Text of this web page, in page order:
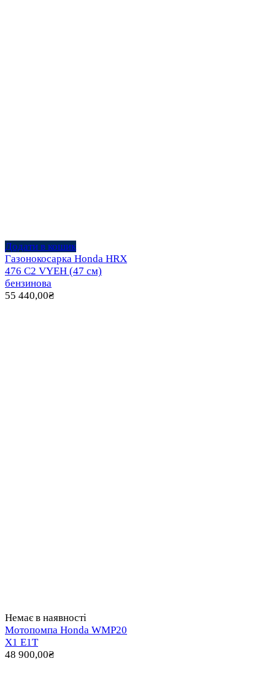
Додати в кошик
Газонокосарка Honda HRX
476 C2 VYEH (47 см)
бензинова
55 440,00₴
Немає в наявності
Мотопомпа Honda WMP20
X1 E1T
48 900,00₴